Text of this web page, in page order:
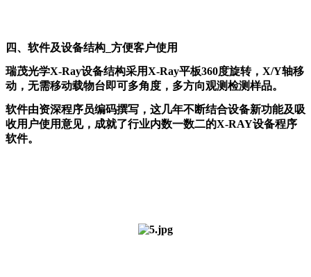
四、软件及设备结构_方便客户使用
瑞茂光学X-Ray设备结构采用X-Ray平板360度旋转，X/Y轴移
动，无需移动载物台即可多角度，多方向观测检测样品。
软件由资深程序员编码撰写，这几年不断结合设备新功能及吸
收用户使用意见，成就了行业内数一数二的X-RAY设备程序
软件。